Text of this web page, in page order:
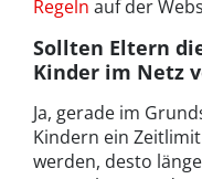
Regeln auf der
Sollten Eltern
Kinder im Netz
Ja, gerade im
Kindern ein
werden, desto